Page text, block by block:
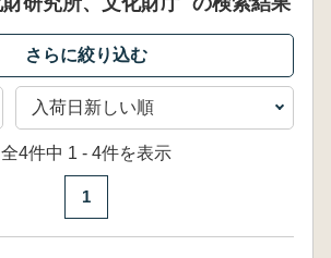
全4件中 1 - 4件を表示
1